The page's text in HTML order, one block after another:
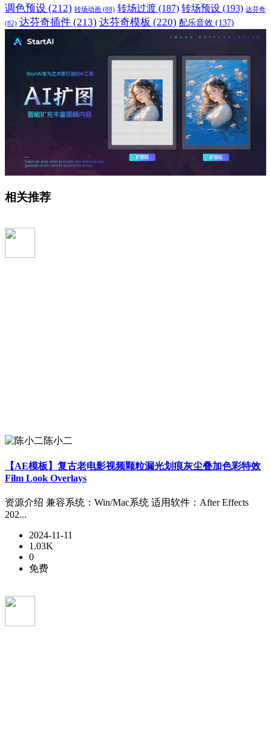
调色预设 (212) 转场动画 (88) 转场过渡 (187) 转场预设 (193) 达芬奇
(82) 达芬奇插件 (213) 达芬奇模板 (220) 配乐音效 (137)
相关推荐
陈小二
【AE模板】复古老电影视频颗粒漏光划痕灰尘叠加色彩特效
Film Look Overlays
资源介绍 兼容系统：Win/Mac系统 适用软件：After Effects
202...
2024-11-11
1.03K
0
免费